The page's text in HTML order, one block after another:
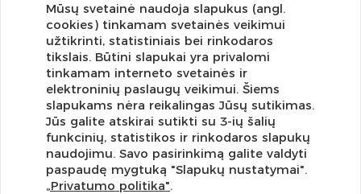
Užsisakykite naujienlaiškį ir pirmi gaukite geriausius
pasiūlymus!
Mūsų svetainė naudoja slapukus (angl.
cookies) tinkamam svetainės veikimui
užtikrinti, statistiniais bei rinkodaros
tikslais. Būtini slapukai yra privalomi
tinkamam interneto svetainės ir
elektroninių paslaugų veikimui. Šiems
slapukams nėra reikalingas Jūsų sutikimas.
Jūs galite atskirai sutikti su 3-ių šalių
funkcinių, statistikos ir rinkodaros slapukų
naudojimu. Savo pasirinkimą galite valdyti
paspaudę mygtuką "Slapukų nustatymai".
„Privatumo politika".